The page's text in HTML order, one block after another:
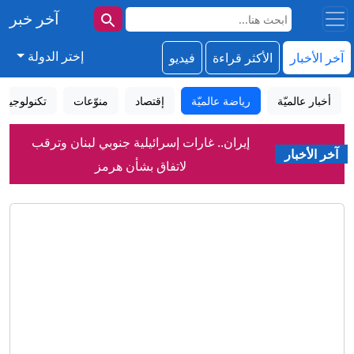
آخر خبر
آخر الأخبار الأكثر قراءة فيديو إختر الدولة
أخبار عالميّة رياضة عالميّة إقتصاد منوّعات تكنولوجيا
آخر الأخبار
إيران.. غارات إسرائيلية جنوبي لبنان وترقب
لاتفاق بشأن هرمز
انخفاض مخزون أنظمة الدفاع الأمريكية..